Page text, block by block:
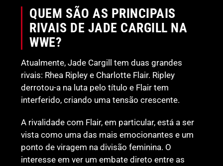
QUEM SÃO AS PRINCIPAIS
RIVAIS DE JADE CARGILL NA
WWE?
Atualmente, Jade Cargill tem duas grandes
rivais: Rhea Ripley e Charlotte Flair. Ripley
derrotou-a na luta pelo título e Flair tem
interferido, criando uma tensão crescente.
A rivalidade com Flair, em particular, está a ser
vista como uma das mais emocionantes e um
ponto de viragem na divisão feminina. O
interesse em ver um embate direto entre as